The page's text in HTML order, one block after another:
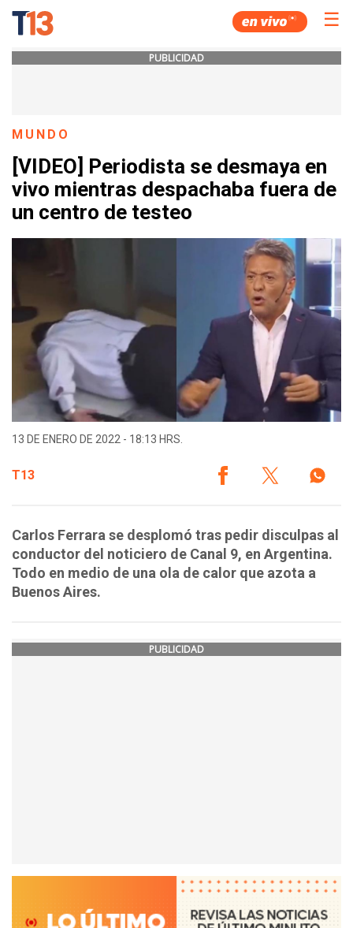
☰
PUBLICIDAD
MUNDO
[VIDEO] Periodista se desmaya en
vivo mientras despachaba fuera de
un centro de testeo
13 DE ENERO DE 2022 - 18:13 HRS.
T13
Carlos Ferrara se desplomó tras pedir disculpas al
conductor del noticiero de Canal 9, en Argentina.
Todo en medio de una ola de calor que azota a
Buenos Aires.
PUBLICIDAD